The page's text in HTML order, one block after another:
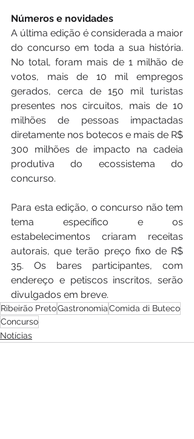
Números e novidades
A última edição é considerada a maior
do concurso em toda a sua história.
No total, foram mais de 1 milhão de
votos, mais de 10 mil empregos
gerados, cerca de 150 mil turistas
presentes nos circuitos, mais de 10
milhões de pessoas impactadas
diretamente nos botecos e mais de R$
300 milhões de impacto na cadeia
produtiva do ecossistema do
concurso.
Para esta edição, o concurso não tem
tema específico e os
estabelecimentos criaram receitas
autorais, que terão preço fixo de R$
35. Os bares participantes, com
endereço e petiscos inscritos, serão
divulgados em breve.
Ribeirão PretoGastronomiaComida di Buteco
Concurso
Notícias